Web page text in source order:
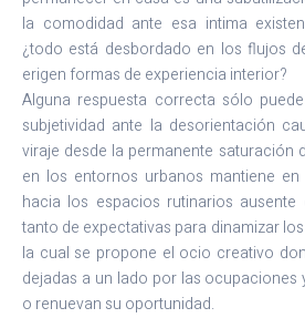
la comodidad ante esa intima
¿todo está desbordado en los flujos
erigen formas de experiencia interior?
Alguna respuesta correcta sólo
subjetividad ante la desorientación
viraje desde la permanente saturación
en los entornos urbanos mantiene
hacia los espacios rutinarios
tanto de expectativas para dinamizar
la cual se propone el ocio creativo
dejadas a un lado por las ocupaciones
o renuevan su oportunidad.